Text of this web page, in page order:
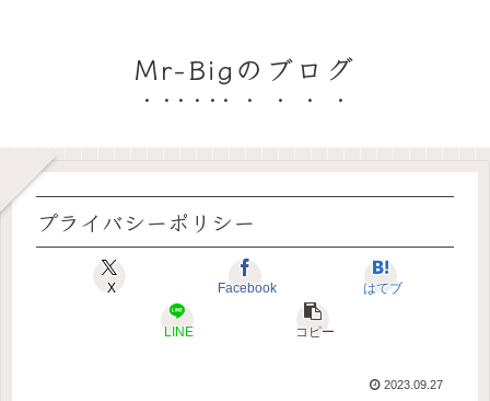
Mr-Bigのブログ
プライバシーポリシー
X Facebook はてブ
LINE コピー
2023.09.27